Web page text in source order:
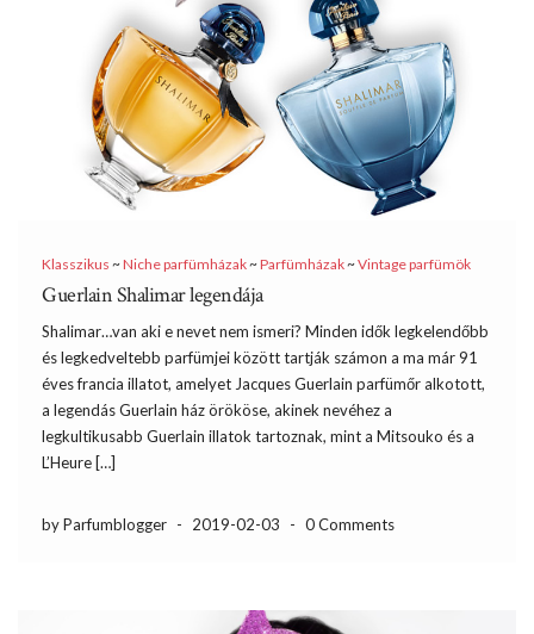
Klasszikus ~Niche parfümházak~Parfümházak~Vintage parfümök
Guerlain Shalimar legendája
Shalimar…van aki e nevet nem ismeri? Minden idők legkelendőbb
és legkedveltebb parfümjei között tartják számon a ma már 91
éves francia illatot, amelyet Jacques Guerlain parfümőr alkotott,
a legendás Guerlain ház örököse, akinek nevéhez a
legkultikusabb Guerlain illatok tartoznak, mint a Mitsouko és a
L’Heure […]
by Parfumblogger - 2019-02-03 - 0 Comments